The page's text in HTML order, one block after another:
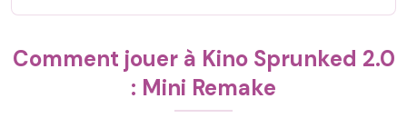
Comment jouer à Kino Sprunked 2.0
: Mini Remake